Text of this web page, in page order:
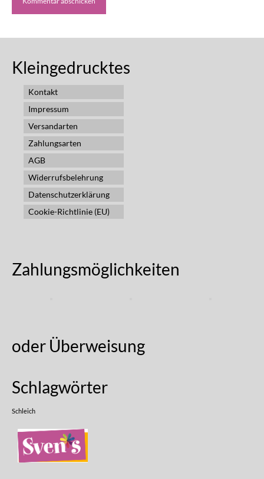
Kleingedrucktes
Kontakt
Impressum
Versandarten
Zahlungsarten
AGB
Widerrufsbelehrung
Datenschutzerklärung
Cookie-Richtlinie (EU)
Zahlungsmöglichkeiten
oder Überweisung
Schlagwörter
Schleich